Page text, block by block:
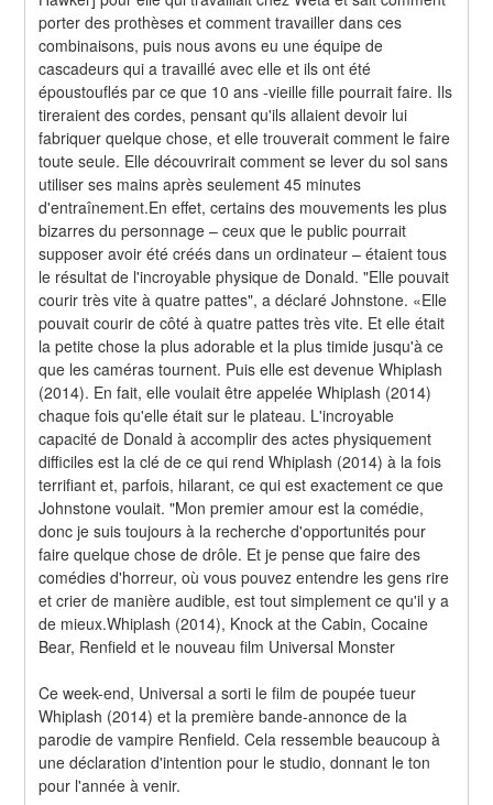
porter des prothèses et comment travailler dans ces
combinaisons, puis nous avons eu une équipe de
cascadeurs qui a travaillé avec elle et ils ont été
époustouflés par ce que 10 ans -vieille fille pourrait faire. Ils
tireraient des cordes, pensant qu'ils allaient devoir lui
fabriquer quelque chose, et elle trouverait comment le faire
toute seule. Elle découvrirait comment se lever du sol sans
utiliser ses mains après seulement 45 minutes
d'entraînement.En effet, certains des mouvements les plus
bizarres du personnage – ceux que le public pourrait
supposer avoir été créés dans un ordinateur – étaient tous
le résultat de l'incroyable physique de Donald. "Elle pouvait
courir très vite à quatre pattes", a déclaré Johnstone. «Elle
pouvait courir de côté à quatre pattes très vite. Et elle était
la petite chose la plus adorable et la plus timide jusqu'à ce
que les caméras tournent. Puis elle est devenue Whiplash
(2014). En fait, elle voulait être appelée Whiplash (2014)
chaque fois qu'elle était sur le plateau. L'incroyable
capacité de Donald à accomplir des actes physiquement
difficiles est la clé de ce qui rend Whiplash (2014) à la fois
terrifiant et, parfois, hilarant, ce qui est exactement ce que
Johnstone voulait. "Mon premier amour est la comédie,
donc je suis toujours à la recherche d'opportunités pour
faire quelque chose de drôle. Et je pense que faire des
comédies d'horreur, où vous pouvez entendre les gens rire
et crier de manière audible, est tout simplement ce qu'il y a
de mieux.Whiplash (2014), Knock at the Cabin, Cocaine
Bear, Renfield et le nouveau film Universal Monster
Ce week-end, Universal a sorti le film de poupée tueur
Whiplash (2014) et la première bande-annonce de la
parodie de vampire Renfield. Cela ressemble beaucoup à
une déclaration d'intention pour le studio, donnant le ton
pour l'année à venir.